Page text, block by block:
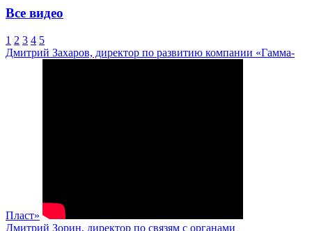
Все видео
1 2 3 4 5
Дмитрий Захаров, директор по развитию компании «Гамма-
Пласт»
Дмитрий Зорин, директор по связям с органами